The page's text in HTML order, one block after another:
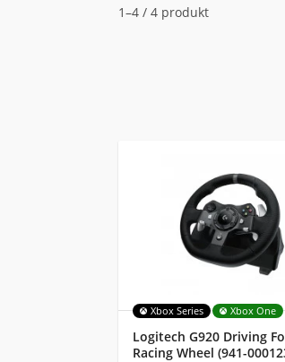
1–4 / 4 produkt
Xbox Series Xbox One
Logitech G920 Driving
Racing Wheel (941-